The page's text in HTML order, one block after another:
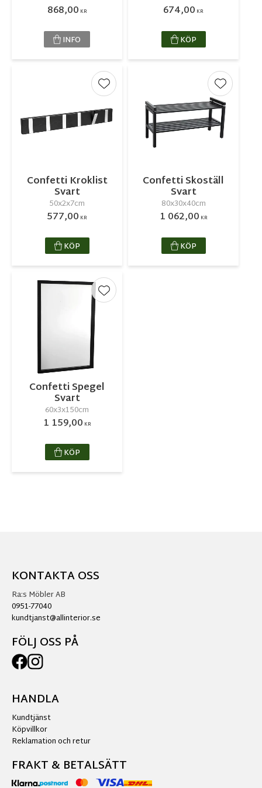
868,00 KR
INFO
674,00 KR
KÖP
Confetti Kroklist
Svart
50x2x7cm
577,00 KR
Lägg till i favoriter
KÖP
Confetti Skoställ
Svart
80x30x40cm
1 062,00 KR
Lägg till
KÖP
Confetti Spegel
Svart
60x3x150cm
1 159,00 KR
Lägg till i favoriter
KÖP
KONTAKTA OSS
Ra:s Möbler AB
0951-77040
kundtjanst@allinterior.se
FÖLJ OSS PÅ
HANDLA
Kundtjänst
Köpvillkor
Reklamation och retur
FRAKT & BETALSÄTT